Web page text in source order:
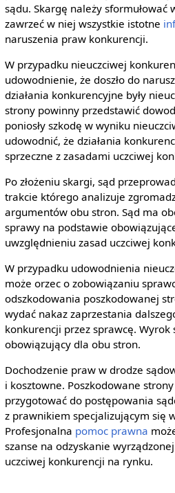
sądu. Skargę należy sformułować
zawrzeć w niej wszystkie istotne
naruszenia praw konkurencji.
W przypadku nieuczciwej
udowodnienie, że doszło do
działania konkurencyjne były
strony powinny przedstawić
poniosły szkodę w wyniku
udowodnić, że działania
sprzeczne z zasadami uczciwej
Po złożeniu skargi, sąd
trakcie którego analizuje
argumentów obu stron. Sąd ma
sprawy na podstawie
uwzględnieniu zasad uczciwej
W przypadku udowodnienia
może orzec o zobowiązaniu
odszkodowania poszkodowanej
wydać nakaz zaprzestania
konkurencji przez sprawcę. Wyrok
obowiązujący dla obu stron.
Dochodzenie praw w drodze
i kosztowne. Poszkodowane
przygotować do postępowania
z prawnikiem specjalizującym się
Profesjonalna pomoc prawna
szanse na odzyskanie
uczciwej konkurencji na rynku.